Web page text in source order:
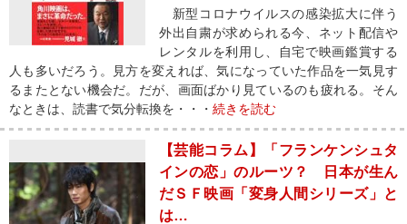
新型コロナウイルスの感染拡大に伴う
外出自粛が求められる今、ネット配信や
レンタルを利用し、自宅で映画鑑賞する
人も多いだろう。見方を変えれば、気になっていた作品を一気見す
るまたとない機会だ。だが、画面ばかり見ているのも疲れる。そん
なときは、読書で気分転換を・・・ 続きを読む
【芸能コラム】「フランケンシュタ
インの恋」のルーツ？ 日本が生ん
だＳＦ映画「変身人間シリーズ」と
は…